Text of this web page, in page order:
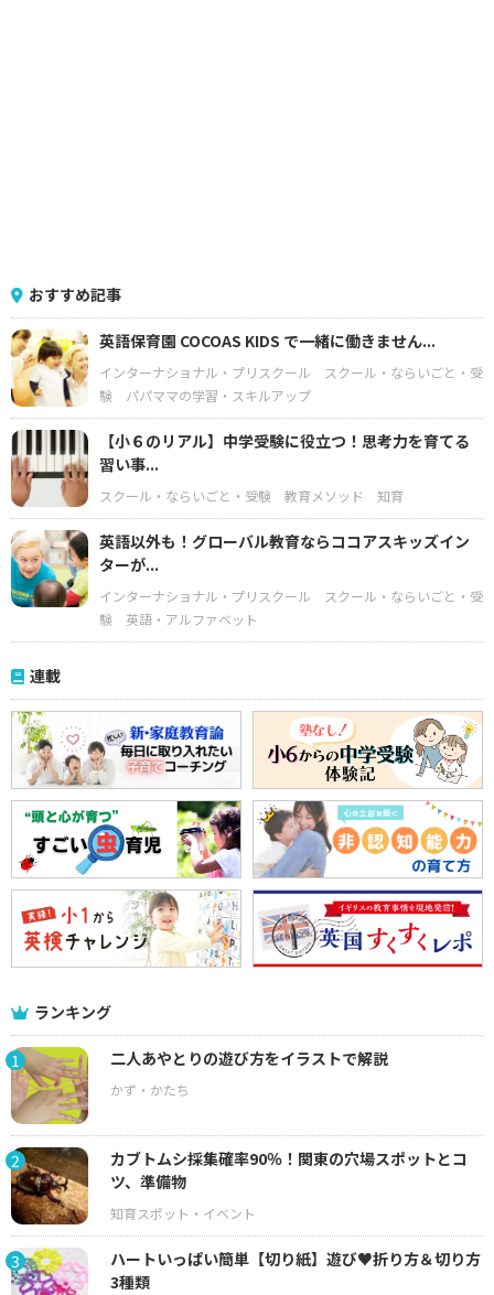
おすすめ記事
英語保育園 COCOAS KIDS で一緒に働きません...
インターナショナル・プリスクール
スクール・ならいごと・受
験
パパママの学習・スキルアップ
【小６のリアル】中学受験に役立つ！思考力を育てる
習い事...
スクール・ならいごと・受験 教育メソッド 知育
英語以外も！グローバル教育ならココアスキッズイン
ターが...
インターナショナル・プリスクール
スクール・ならいごと・受
験
英語・アルファベット
連載
ランキング
1 二人あやとりの遊び方をイラストで解説
2
カブトムシ採集確率90％！関東の穴場スポットとコ
ツ、準備物
3
ハートいっぱい簡単【切り紙】遊び♥折り方＆切り方
3種類